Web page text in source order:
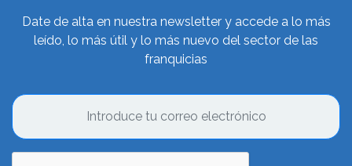
Date de alta en nuestra newsletter y accede a lo más
leído, lo más útil y lo más nuevo del sector de las
franquicias